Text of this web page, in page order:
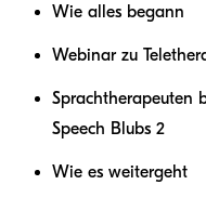
Wie alles begann
Webinar zu
Sprachtherapeuten
Speech Blubs 2
Wie es weitergeht